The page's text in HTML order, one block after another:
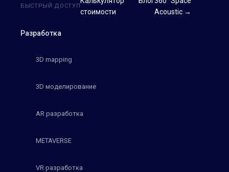
Разработка
3D mapping
3D моделирование
AR разработка
METAVERSE
VR разработка
БЫСТРЫЙ ДОСТУП
стоимости
Acoustic →